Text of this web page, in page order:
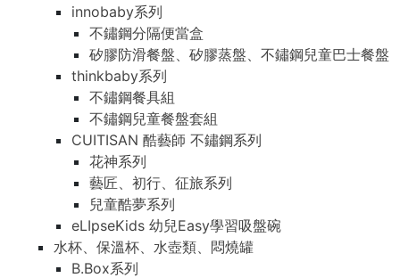
innobaby系列
不鏽鋼分隔便當盒
矽膠防滑餐盤、矽膠蒸盤、不鏽鋼兒童巴士餐盤
thinkbaby系列
不鏽鋼餐具組
不鏽鋼兒童餐盤套組
CUITISAN 酷藝師 不鏽鋼系列
花神系列
藝匠、初行、征旅系列
兒童酷夢系列
eLIpseKids 幼兒Easy學習吸盤碗
水杯、保溫杯、水壺類、悶燒罐
B.Box系列